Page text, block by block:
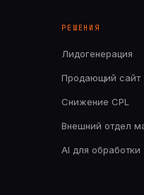
РЕШЕНИЯ
Лидогенерация
Продающий сайт
Снижение CPL
Внешний отдел
AI для обработки